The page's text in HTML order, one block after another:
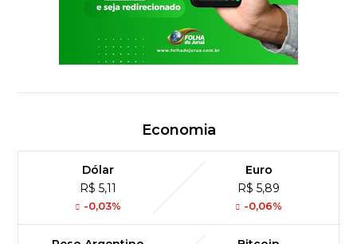
Economia
Dólar
R$ 5,11
-0,03%
Euro
R$ 5,89
-0,06%